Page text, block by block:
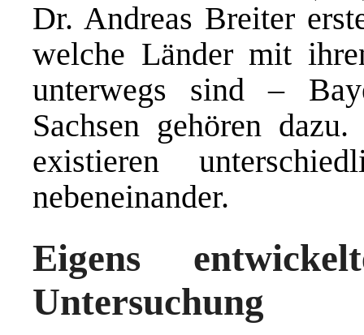
Dr. Andreas Breiter
welche Länder mit
unterwegs sind –
Sachsen gehören
existieren
nebeneinander.
Eigens
Untersuchung